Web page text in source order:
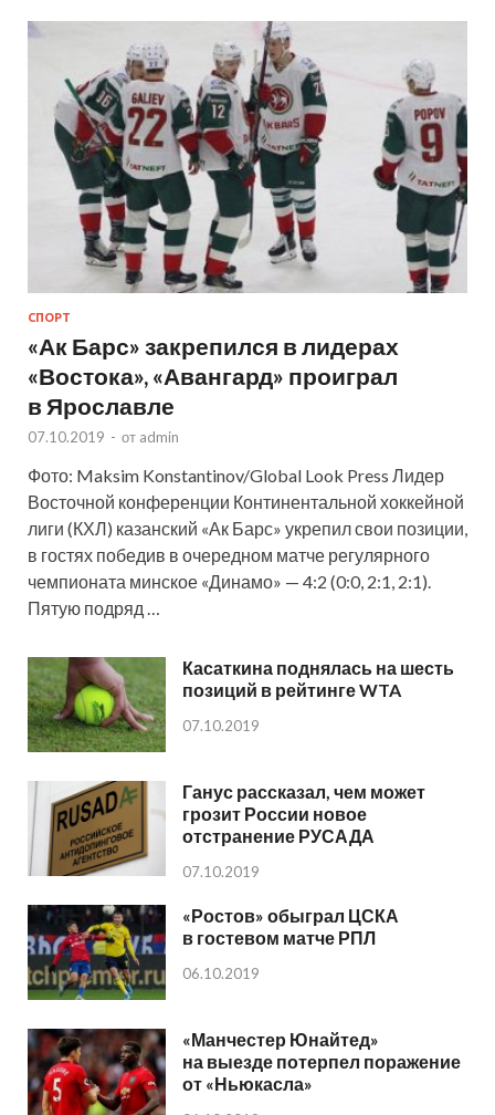
СПОРТ
«Ак Барс» закрепился в лидерах
«Востока», «Авангард» проиграл
в Ярославле
07.10.2019 - от admin
Фото: Maksim Konstantinov/Global Look Press Лидер
Восточной конференции Континентальной хоккейной
лиги (КХЛ) казанский «Ак Барс» укрепил свои позиции,
в гостях победив в очередном матче регулярного
чемпионата минское «Динамо» — 4:2 (0:0, 2:1, 2:1).
Пятую подряд …
Касаткина поднялась на шесть
позиций в рейтинге WTA
07.10.2019
Ганус рассказал, чем может
грозит России новое
отстранение РУСАДА
07.10.2019
«Ростов» обыграл ЦСКА
в гостевом матче РПЛ
06.10.2019
«Манчестер Юнайтед»
на выезде потерпел поражение
от «Ньюкасла»